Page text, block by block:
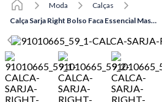
Moda
Calças
Calça Sarja Right Bolso Faca Essencial Masculina Individual